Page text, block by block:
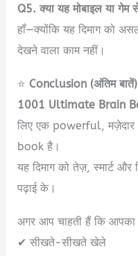
Q5. क्या यह मोबाइल या गेम
हाँ—क्योंकि यह दिमाग को
देखने वाला काम नहीं।
⭐ Conclusion (अंतिम बातें)
1001 Ultimate Brain
लिए एक powerful,
book है।
यह दिमाग को तेज़, स्मार्ट और
पढ़ाई के।
अगर आप चाहती हैं कि आपका
✔ सीखते-सीखते खेले